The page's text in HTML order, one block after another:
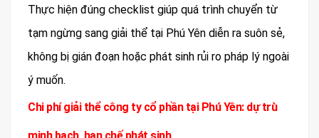
Thực hiện đúng checklist giúp quá trình chuyển từ
tạm ngừng sang giải thể tại Phú Yên diễn ra suôn sẻ,
không bị gián đoạn hoặc phát sinh rủi ro pháp lý ngoài
ý muốn.
Chi phí giải thể công ty cổ phần tại Phú Yên: dự trù